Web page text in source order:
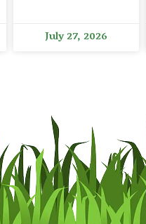
July 27, 2026